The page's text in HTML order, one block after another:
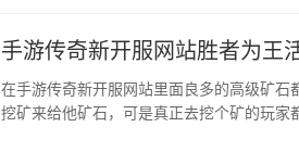
手游传奇新开服网站胜者为王
在手游传奇新开服网站里面良多的高级矿
挖矿来给他矿石，可是真正去挖个矿的玩